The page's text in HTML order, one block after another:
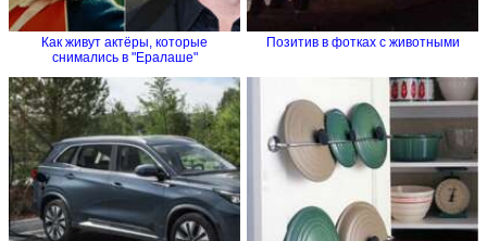
Как живут актёры, которые
снимались в "Ералаше"
Позитив в фотках с животными